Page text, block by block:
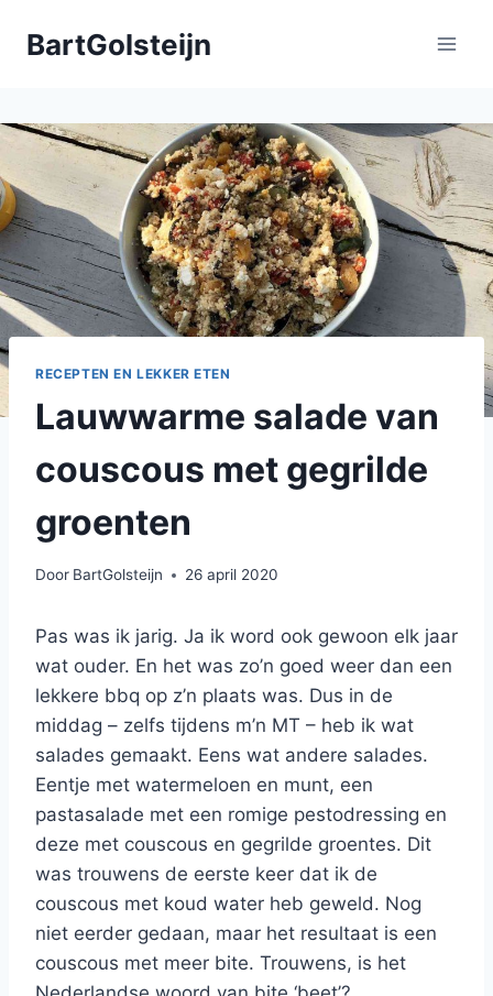
naarBartGolsteijn
RECEPTEN EN LEKKER ETEN
Lauwwarme salade van
couscous met gegrilde
groenten
Door BartGolsteijn 26 april 2020
Pas was ik jarig. Ja ik word ook gewoon elk jaar
wat ouder. En het was zo’n goed weer dan een
lekkere bbq op z’n plaats was. Dus in de
middag – zelfs tijdens m’n MT – heb ik wat
salades gemaakt. Eens wat andere salades.
Eentje met watermeloen en munt, een
pastasalade met een romige pestodressing en
deze met couscous en gegrilde groentes. Dit
was trouwens de eerste keer dat ik de
couscous met koud water heb geweld. Nog
niet eerder gedaan, maar het resultaat is een
couscous met meer bite. Trouwens, is het